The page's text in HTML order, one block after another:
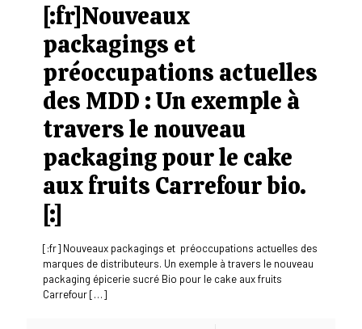
[:fr]Nouveaux
packagings et
préoccupations actuelles
des MDD : Un exemple à
travers le nouveau
packaging pour le cake
aux fruits Carrefour bio.
[:]
[:fr] Nouveaux packagings et préoccupations actuelles des
marques de distributeurs. Un exemple à travers le nouveau
packaging épicerie sucré Bio pour le cake aux fruits
Carrefour[…]